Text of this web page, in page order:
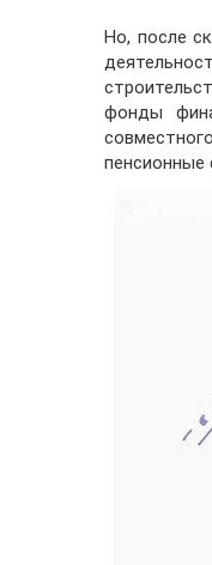
Но, после
фонды
пенсионные